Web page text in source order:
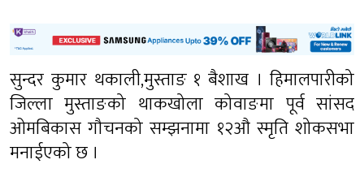
सुन्दर कुमार थकाली,मुस्ताङ १ बैशाख । हिमालपारीको
जिल्ला मुस्ताङको थाकखोला कोवाङमा पूर्व सांसद
ओमबिकास गौचनको सम्झनामा १२औ स्मृति शोकसभा
मनाईएको छ ।